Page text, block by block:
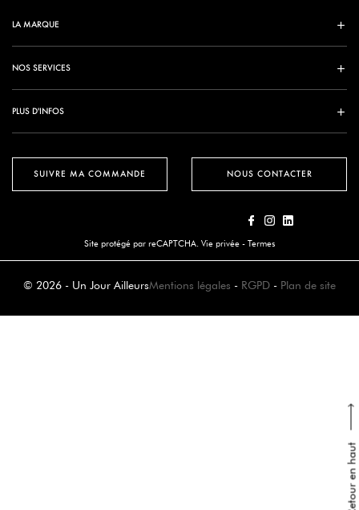
Retour en haut
SUIVRE MA COMMANDE
LA MARQUE
NOS SERVICES
PLUS D'INFOS
NOUS CONTACTER
Site protégé par reCAPTCHA. Vie privée - Termes
© 2026 - Un Jour AilleursMentions légales - RGPD - Plan de site